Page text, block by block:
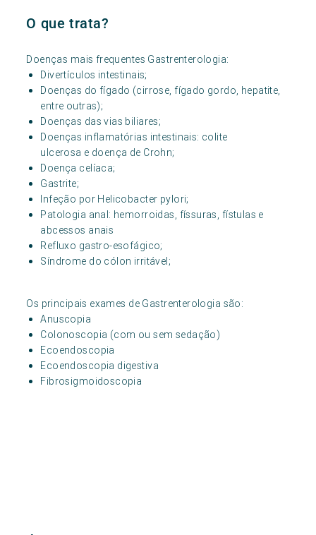
O que trata?
Doenças mais frequentes Gastrenterologia:
Divertículos intestinais;
Doenças do fígado (cirrose, fígado gordo, hepatite,
entre outras);
Doenças das vias biliares;
Doenças inflamatórias intestinais: colite
ulcerosa e doença de Crohn;
Doença celíaca;
Gastrite;
Infeção por Helicobacter pylori;
Patologia anal: hemorroidas, físsuras, fístulas e
abcessos anais
Refluxo gastro-esofágico;
Síndrome do cólon irritável;
Os principais exames de Gastrenterologia são:
Anuscopia
Colonoscopia (com ou sem sedação)
Ecoendoscopia
Ecoendoscopia digestiva
Fibrosigmoidoscopia